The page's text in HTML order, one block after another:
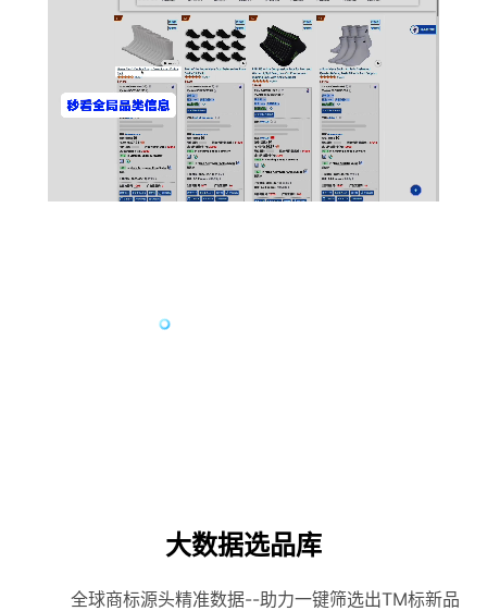
大数据选品库
全球商标源头精准数据--助力一键筛选出TM标新品